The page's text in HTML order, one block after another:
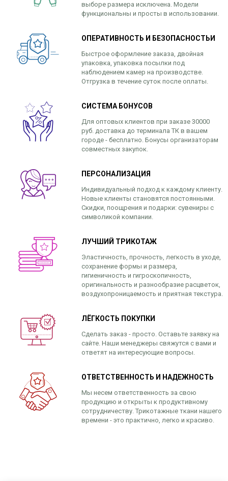
выборе размера исключена. Модели
функциональны и просты в использовании.
ОПЕРАТИВНОСТЬ И БЕЗОПАСНОСТЬИ
Быстрое оформление заказа, двойная
упаковка, упаковка посылки под
наблюдением камер на производстве.
Отгрузка в течение суток после оплаты.
СИСТЕМА БОНУСОВ
Для оптовых клиентов при заказе 30000
руб. доставка до терминала ТК в вашем
городе - бесплатно. Бонусы организаторам
совместных закупок.
ПЕРСОНАЛИЗАЦИЯ
Индивидуальный подход к каждому клиенту.
Новые клиенты становятся постоянными.
Скидки, поощрения и подарки: сувениры с
символикой компании.
ЛУЧШИЙ ТРИКОТАЖ
Эластичность, прочность, легкость в уходе,
сохранение формы и размера,
гигиеничность и гигроскопичность,
оригинальность и разнообразие расцветок,
воздухопроницаемость и приятная текстура.
ЛЁГКОСТЬ ПОКУПКИ
Сделать заказ - просто. Оставьте заявку на
сайте. Наши менеджеры свяжутся с вами и
ответят на интересующие вопросы.
ОТВЕТСТВЕННОСТЬ И НАДЕЖНОСТЬ
Мы несем ответственность за свою
продукцию и открыты к продуктивному
сотрудничеству. Трикотажные ткани нашего
времени - это практично, легко и красиво.